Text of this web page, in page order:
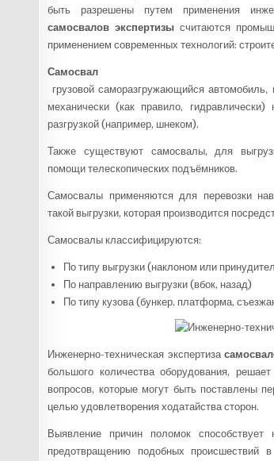
быть разрешены путем применения
самосвалов экспертизы считаются
применением современных технологий:
Самосвал
грузовой саморазгружающийся
механически (как правило,
разгрузкой (например, шнеком).
Также существуют самосвалы, для
помощи телескопических подъёмников.
Самосвалы применяются для перевозки
такой выгрузки, которая производится
Самосвалы классифицируются:
По типу выгрузки (наклоном или
По направлению выгрузки (вбок, назад)
По типу кузова (бункер, платформа,
Инженерно-техническая экспертиза
большого количества оборудования,
вопросов, которые могут быть поставлены
целью удовлетворения ходатайства сторон.
Выявление причин поломок
предотвращению подобных происшествий